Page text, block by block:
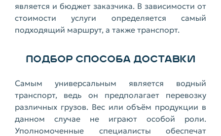
является и бюджет заказчика. В зависимости от
стоимости услуги определяется самый
подходящий маршрут, а также транспорт.
ПОДБОР СПОСОБА ДОСТАВКИ
Самым универсальным является водный
транспорт, ведь он предполагает перевозку
различных грузов. Вес или объём продукции в
данном случае не играют особой роли.
Уполномоченные специалисты обеспечат